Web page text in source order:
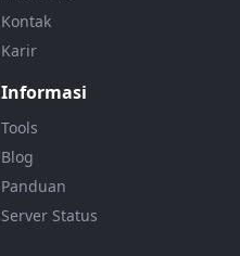
Kontak
Karir
Informasi
Tools
Blog
Panduan
Server Status